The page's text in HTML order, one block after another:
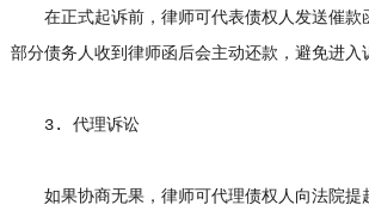
在正式起诉前，律师可代表债权人发送催款
部分债务人收到律师函后会主动还款，避免进入
3. 代理诉讼
如果协商无果，律师可代理债权人向法院提